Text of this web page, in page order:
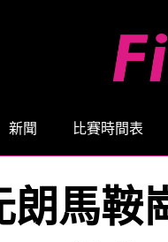
新聞 比賽時間表
朗馬